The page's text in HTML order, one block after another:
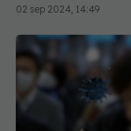
02 sep 2024, 14:49